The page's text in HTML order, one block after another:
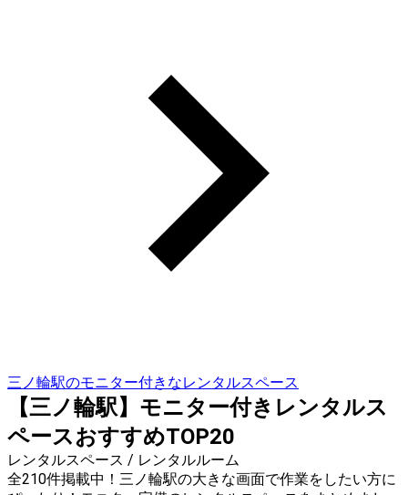
三ノ輪駅のモニター付きなレンタルスペース
【三ノ輪駅】モニター付きレンタルス
ペースおすすめTOP20
レンタルスペース / レンタルルーム
全210件掲載中！三ノ輪駅の大きな画面で作業をしたい方に